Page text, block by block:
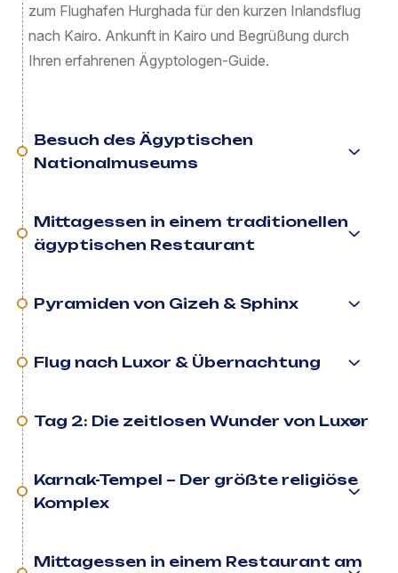
zum Flughafen Hurghada für den kurzen Inlandsflug
nach Kairo. Ankunft in Kairo und Begrüßung durch
Ihren erfahrenen Ägyptologen-Guide.
Besuch des Ägyptischen
Nationalmuseums
Mittagessen in einem traditionellen
ägyptischen Restaurant
Pyramiden von Gizeh & Sphinx
Flug nach Luxor & Übernachtung
Tag 2: Die zeitlosen Wunder von Luxor
Karnak-Tempel – Der größte religiöse
Komplex
Mittagessen in einem Restaurant am